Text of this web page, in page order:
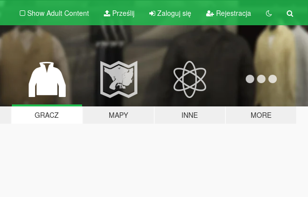
Show Adult Content Prześlij Zaloguj się Rejestracja
GRACZ MAPY INNE MORE